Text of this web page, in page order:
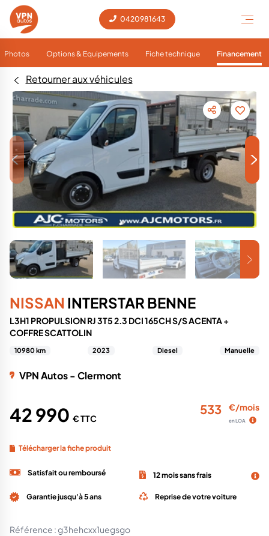
0420981643
Photos Options & Equipements Fiche technique Financement
Retourner aux véhicules
< >
NISSAN INTERSTAR BENNE
L3H1 PROPULSION RJ 3T5 2.3 DCI 165CH S/S ACENTA +
COFFRE SCATTOLIN
10980 km 2023 Diesel Manuelle
VPN Autos - Clermont
42 990 € TTC
533 €/mois
en LOA
Télécharger la fiche produit
Satisfait ou remboursé 12 mois sans frais
Garantie jusqu'à 5 ans Reprise de votre voiture
Référence :g3hehcxx1uegsgo